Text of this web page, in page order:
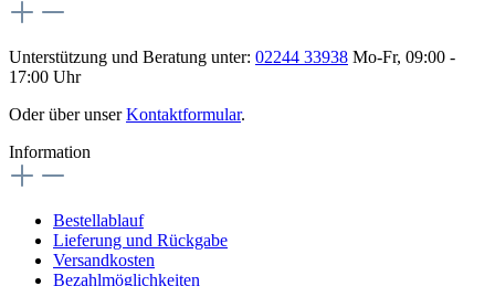
Unterstützung und Beratung unter: 02244 33938 Mo-Fr, 09:00 -
17:00 Uhr
Oder über unserKontaktformular.
Information
Bestellablauf
Lieferung und Rückgabe
Versandkosten
Bezahlmöglichkeiten